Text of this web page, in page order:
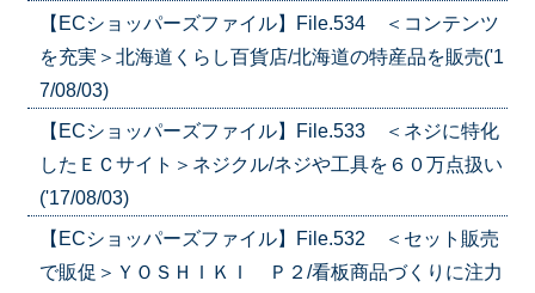
【ECショッパーズファイル】File.534 ＜コンテンツ
を充実＞北海道くらし百貨店/北海道の特産品を販売('1
7/08/03)
【ECショッパーズファイル】File.533 ＜ネジに特化
したＥＣサイト＞ネジクル/ネジや工具を６０万点扱い
('17/08/03)
【ECショッパーズファイル】File.532 ＜セット販売
で販促＞ＹＯＳＨＩＫＩ Ｐ２/看板商品づくりに注力